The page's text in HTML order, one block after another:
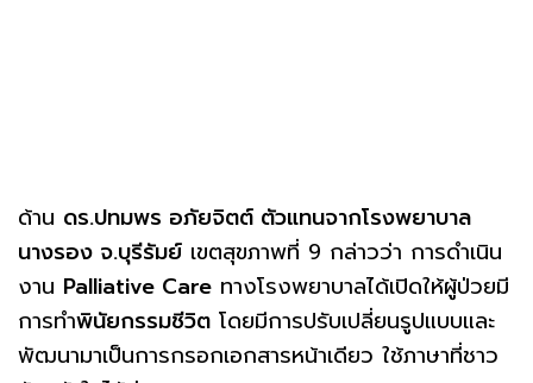
ด้าน ดร.ปทมพร อภัยจิตต์ ตัวแทนจากโรงพยาบาล
นางรอง จ.บุรีรัมย์ เขตสุขภาพที่ 9 กล่าวว่า การดำเนิน
งาน Palliative Care ทางโรงพยาบาลได้เปิดให้ผู้ป่วยมี
การทำพินัยกรรมชีวิต โดยมีการปรับเปลี่ยนรูปแบบและ
พัฒนามาเป็นการกรอกเอกสารหน้าเดียว ใช้ภาษาที่ชาว